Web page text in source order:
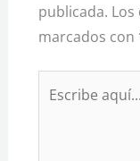
publicada.
marcados con